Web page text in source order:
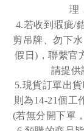
理
4.若收到瑕疵/
剪吊牌、勿下
假日) ，聯繫官
請提供
5.現貨訂單出
則為14-21個工
(若無分開下單